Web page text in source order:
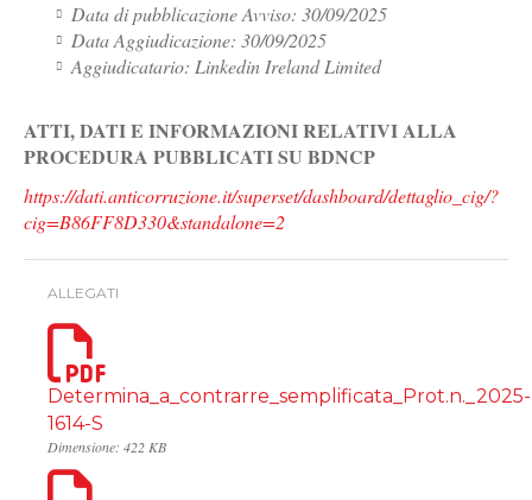
Data di pubblicazione Avviso: 30/09/2025
Data Aggiudicazione: 30/09/2025
Aggiudicatario: Linkedin Ireland Limited
ATTI, DATI E INFORMAZIONI RELATIVI ALLA
PROCEDURA PUBBLICATI SU BDNCP
https://dati.anticorruzione.it/superset/dashboard/dettaglio_cig/?
cig=B86FF8D330&standalone=2
ALLEGATI
Determina_a_contrarre_semplificata_Prot.n._2025-
1614-S
Dimensione: 422 KB